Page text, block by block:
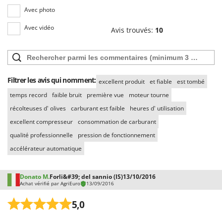
Avec photo
Avec vidéo Avis trouvés: 10
Filtrer les avis qui nomment: excellent produit et fiable
est tombé
temps record faible bruit première vue
moteur tourne
récolteuses d' olives carburant est faible
heures d' utilisation
excellent compresseur consommation de carburant
qualité professionnelle
pression de fonctionnement
accélérateur automatique
Donato M.Forli&#39; del sannio (IS)13/10/2016
Achat vérifié par AgriEuro 13/09/2016
5,0